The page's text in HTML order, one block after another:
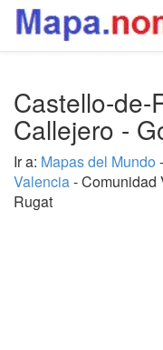
Castello-de-
Callejero -
Ir a: Mapas del Mundo -
Valencia- Comunidad
Rugat